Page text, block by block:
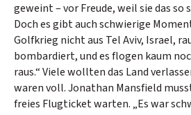
geweint – vor Freude, weil sie das so
Doch es gibt auch schwierige
Golfkrieg nicht aus Tel Aviv, Israel,
bombardiert, und es flogen kaum
raus.“ Viele wollten das Land
waren voll. Jonathan Mansfield
freies Flugticket warten. „Es war